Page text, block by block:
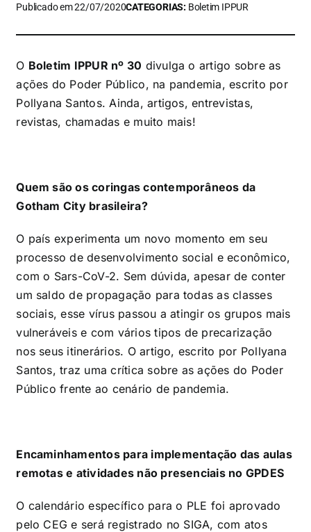
Publicado em 22/07/2020CATEGORIAS: Boletim IPPUR
O Boletim IPPUR nº 30 divulga o artigo sobre as
ações do Poder Público, na pandemia, escrito por
Pollyana Santos. Ainda, artigos, entrevistas,
revistas, chamadas e muito mais!
Quem são os coringas contemporâneos da
Gotham City brasileira?
O país experimenta um novo momento em seu
processo de desenvolvimento social e econômico,
com o Sars-CoV-2. Sem dúvida, apesar de conter
um saldo de propagação para todas as classes
sociais, esse vírus passou a atingir os grupos mais
vulneráveis e com vários tipos de precarização
nos seus itinerários. O artigo, escrito por Pollyana
Santos, traz uma crítica sobre as ações do Poder
Público frente ao cenário de pandemia.
Encaminhamentos para implementação das aulas
remotas e atividades não presenciais no GPDES
O calendário específico para o PLE foi aprovado
pelo CEG e será registrado no SIGA, com atos